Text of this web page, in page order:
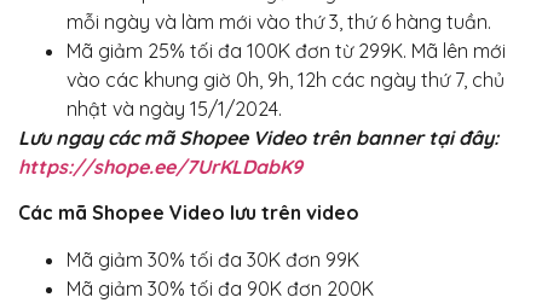
mỗi ngày và làm mới vào thứ 3, thứ 6 hàng tuần.
Mã giảm 25% tối đa 100K đơn từ 299K. Mã lên mới
vào các khung giờ 0h, 9h, 12h các ngày thứ 7, chủ
nhật và ngày 15/1/2024.
Lưu ngay các mã Shopee Video trên banner tại đây:
https://shope.ee/7UrKLDabK9
Các mã Shopee Video lưu trên video
Mã giảm 30% tối đa 30K đơn 99K
Mã giảm 30% tối đa 90K đơn 200K